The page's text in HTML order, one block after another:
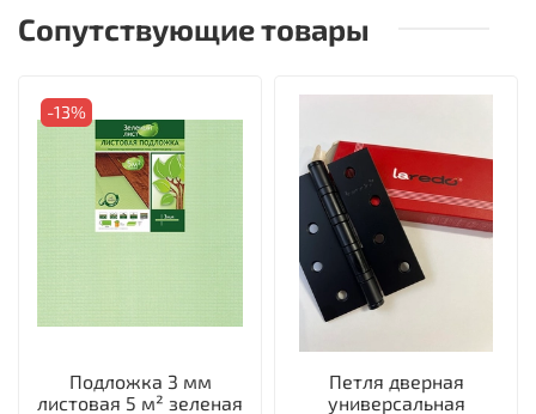
Сопутствующие товары
-13%
Подложка 3 мм
листовая 5 м² зеленая
Петля дверная
универсальная